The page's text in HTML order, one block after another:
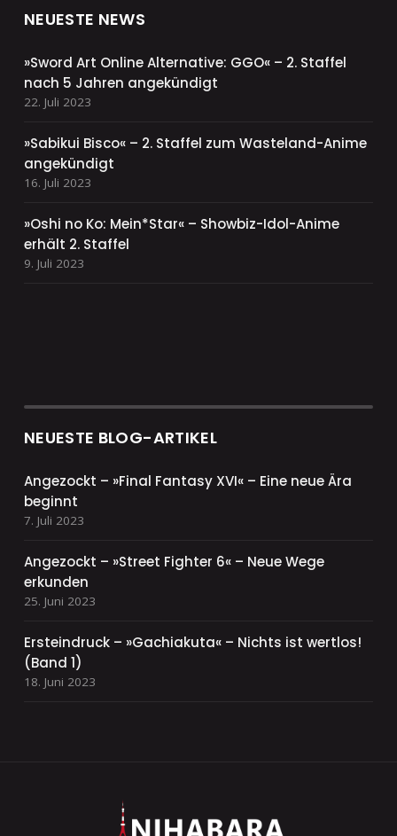
NEUESTE NEWS
»Sword Art Online Alternative: GGO« – 2. Staffel
nach 5 Jahren angekündigt
22. Juli 2023
»Sabikui Bisco« – 2. Staffel zum Wasteland-Anime
angekündigt
16. Juli 2023
»Oshi no Ko: Mein*Star« – Showbiz-Idol-Anime
erhält 2. Staffel
9. Juli 2023
NEUESTE BLOG-ARTIKEL
Angezockt – »Final Fantasy XVI« – Eine neue Ära
beginnt
7. Juli 2023
Angezockt – »Street Fighter 6« – Neue Wege
erkunden
25. Juni 2023
Ersteindruck – »Gachiakuta« – Nichts ist wertlos!
(Band 1)
18. Juni 2023